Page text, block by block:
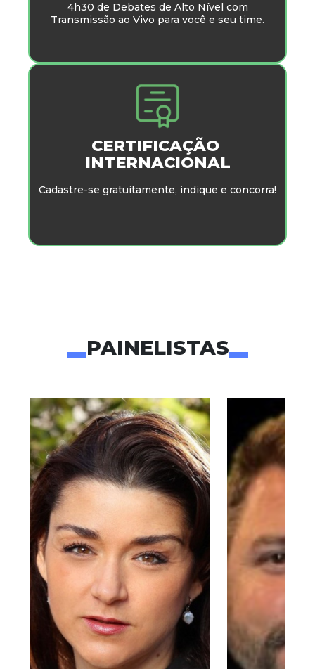
4h30 de Debates de Alto Nível com
Transmissão ao Vivo para você e seu time.
CERTIFICAÇÃO
INTERNACIONAL
Cadastre-se gratuitamente, indique e concorra!
PAINELISTAS